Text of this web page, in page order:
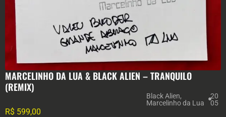
MARCELINHO DA LUA & BLACK ALIEN – TRANQUILO
(REMIX)
Black Alien,
Marcelinho da Lua
20
05
R$ 599,00